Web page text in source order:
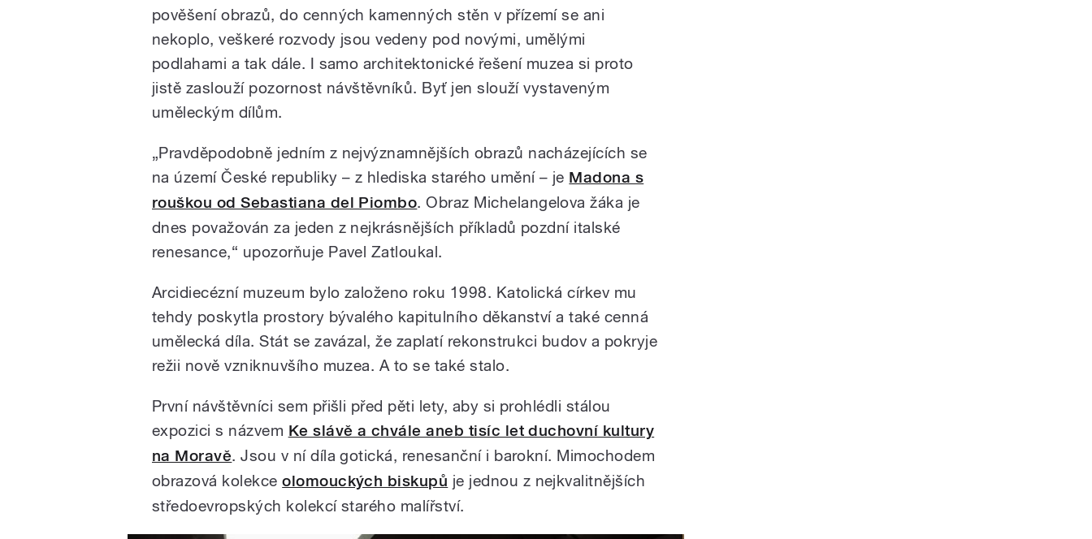
pověšení obrazů, do cenných kamenných stěn v přízemí se ani
nekoplo, veškeré rozvody jsou vedeny pod novými, umělými
podlahami a tak dále. I samo architektonické řešení muzea si proto
jistě zaslouží pozornost návštěvníků. Byť jen slouží vystaveným
uměleckým dílům.
„Pravděpodobně jedním z nejvýznamnějších obrazů nacházejících se
na území České republiky – z hlediska starého umění – je Madona s
rouškou od Sebastiana del Piombo. Obraz Michelangelova žáka je
dnes považován za jeden z nejkrásnějších příkladů pozdní italské
renesance,“ upozorňuje Pavel Zatloukal.
Arcidiecézní muzeum bylo založeno roku 1998. Katolická církev mu
tehdy poskytla prostory bývalého kapitulního děkanství a také cenná
umělecká díla. Stát se zavázal, že zaplatí rekonstrukci budov a pokryje
režii nově vzniknuvšího muzea. A to se také stalo.
První návštěvníci sem přišli před pěti lety, aby si prohlédli stálou
expozici s názvem Ke slávě a chvále aneb tisíc let duchovní kultury
na Moravě. Jsou v ní díla gotická, renesanční i barokní. Mimochodem
obrazová kolekceolomouckých biskupů je jednou z nejkvalitnějších
středoevropských kolekcí starého malířství.